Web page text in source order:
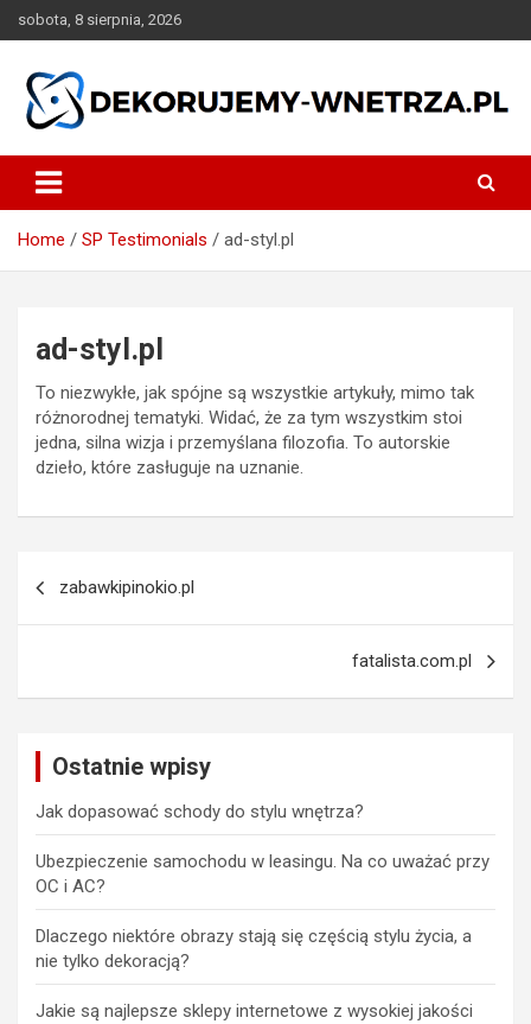
to
sobota, 8 sierpnia, 2026
dekorujemy-wnetrza.pl
Home SP Testimonials ad-styl.pl
ad-styl.pl
To niezwykłe, jak spójne są wszystkie artykuły, mimo tak
różnorodnej tematyki. Widać, że za tym wszystkim stoi
jedna, silna wizja i przemyślana filozofia. To autorskie
dzieło, które zasługuje na uznanie.
zabawkipinokio.pl
fatalista.com.pl
Ostatnie wpisy
Jak dopasować schody do stylu wnętrza?
Ubezpieczenie samochodu w leasingu. Na co uważać przy
OC i AC?
Dlaczego niektóre obrazy stają się częścią stylu życia, a
nie tylko dekoracją?
Jakie są najlepsze sklepy internetowe z wysokiej jakości